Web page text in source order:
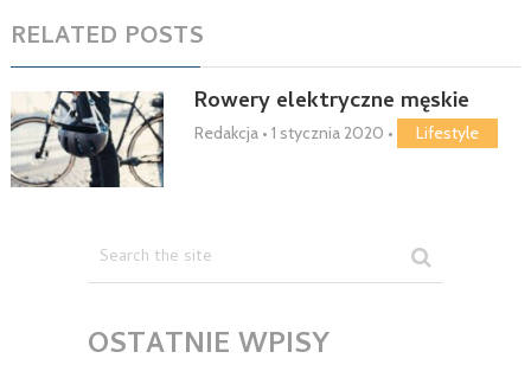
RELATED POSTS
Rowery elektryczne męskie
Redakcja • 1 stycznia 2020 • Lifestyle
OSTATNIE WPISY